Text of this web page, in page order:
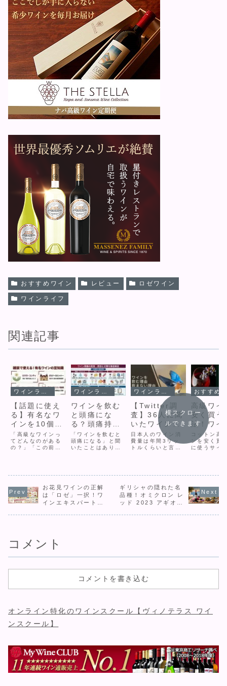
おすすめワイン レビュー ロゼワイン
ワインライフ
関連記事
【話題に使え
る】有名なワ
インを10個エ
ピソード付き
で解説！
「高級なワインっ
てどんなのがある
の？」「この前テ
ワイン。特に一定
ワインに興味を持
っていることも多
く、有名なワイン
の豆知識を覚えて
おけば、仕事に役
ワインを飲む
と頭痛にな
る？頭痛持ち
ワインエキス
パートが解
説！
「ワインを飲むと
頭痛になる」と聞
いたことはありま
で頭痛になる人は
物のせい」などは
誤りです。ではワ
インにはどのよう
な成分が含まれて
いて、なぜ頭痛を
【Twitter調
査】36人に聞
いたワインを
飲む理由・飲
まない理由
日本人のワイン消
費量は年間3リッ
トルくらいと言わ
なります。コット
200本/年くらい飲
んでいますので、
平均の50倍近いで
すね。世の中のワ
イン好きの人は私
高級ワイ
安く買う
法！ワイ
ョップリ
ンを紹介
コットン高
ンを安く買
に使うサイ
ョップ「リ
を一度は飲
たいけど、
く高い・・
インの価格
横スクロー
ルできます
お花見ワインの正解
は「ロゼ」一択！ワ
インエキスパート直
ギリシャの隠れた名
品種！オミクロン レ
ッド 2023 アギオル
コメント
コメントを書き込む
オンライン特化のワインスクール【ヴィノテラス ワイ
ンスクール】